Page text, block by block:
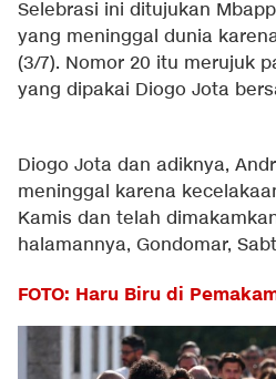
Selebrasi ini ditujukan
yang meninggal dunia
(3/7). Nomor 20 itu merujuk
yang dipakai Diogo Jota
Diogo Jota dan adiknya,
meninggal karena
Kamis dan telah
halamannya, Gondomar,
FOTO: Haru Biru di